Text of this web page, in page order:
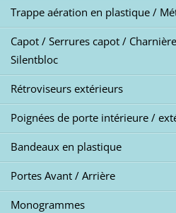
Trappe aération en plastique /
Capot / Serrures capot /
Silentbloc
Rétroviseurs extérieurs
Poignées de porte intérieure /
Bandeaux en plastique
Portes Avant / Arrière
Monogrammes